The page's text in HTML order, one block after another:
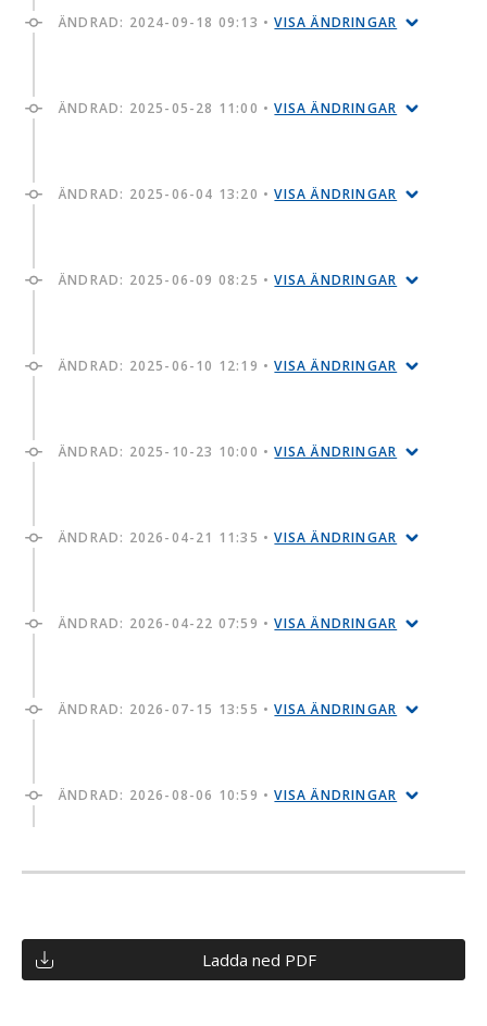
ÄNDRAD: 2024-09-18 09:13 •VISA ÄNDRINGAR
ÄNDRAD: 2025-05-28 11:00 •VISA ÄNDRINGAR
ÄNDRAD: 2025-06-04 13:20 •VISA ÄNDRINGAR
ÄNDRAD: 2025-06-09 08:25 •VISA ÄNDRINGAR
ÄNDRAD: 2025-06-10 12:19 •VISA ÄNDRINGAR
ÄNDRAD: 2025-10-23 10:00 •VISA ÄNDRINGAR
ÄNDRAD: 2026-04-21 11:35 •VISA ÄNDRINGAR
ÄNDRAD: 2026-04-22 07:59 •VISA ÄNDRINGAR
ÄNDRAD: 2026-07-15 13:55 •VISA ÄNDRINGAR
ÄNDRAD: 2026-08-06 10:59 •VISA ÄNDRINGAR
Ladda ned PDF